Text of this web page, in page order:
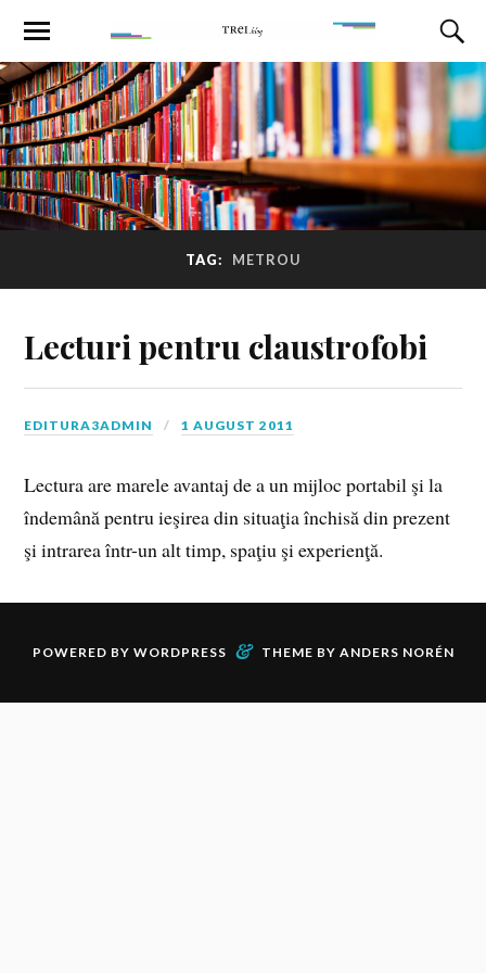
TAG: METROU
Lecturi pentru claustrofobi
EDITURA3ADMIN 1 AUGUST 2011
Lectura are marele avantaj de a un mijloc portabil şi la
îndemână pentru ieşirea din situaţia închisă din prezent
şi intrarea într-un alt timp, spaţiu şi experienţă.
POWERED BY WORDPRESS & THEME BY ANDERS NORÉN